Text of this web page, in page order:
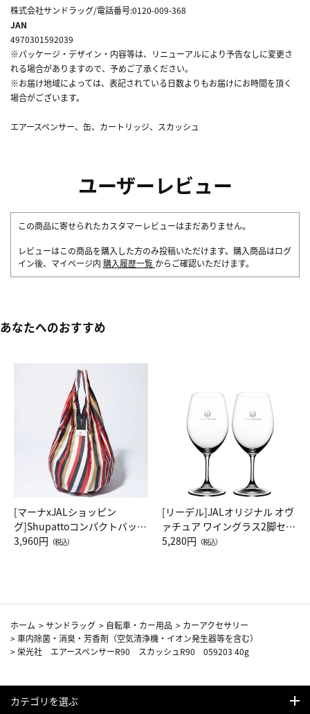
株式会社サンドラッグ/電話番号:0120-009-368
JAN
4970301592039
※パッケージ・デザイン・内容等は、リニューアルにより予告なしに変更さ
れる場合がありますので、予めご了承ください。
※お届け地域によっては、表記されている日数よりもお届けにお時間を頂く
場合がございます。
エアースペンサー、缶、カートリッジ、スカッシュ
ユーザーレビュー
この商品に寄せられたカスタマーレビューはまだありません。
レビューはこの商品を購入した方のみ投稿いただけます。購入商品はログ
イン後、マイページ内 購入履歴一覧 からご確認いただけます。
あなたへのおすすめ
[マーナxJALショッピン
グ]Shupattoコンパクトバッグ
Drop JAL客室乗務員（LC）ス
3,960円 （税込）
[リーデル]JALオリジナル オヴ
ァチュア ワイングラス2脚セッ
ト（レッドワイン）
5,280円 （税込）
ホーム >サンドラッグ > 自転車・カー用品 > カーアクセサリー
>車内除菌・消臭・芳香剤（空気清浄機・イオン発生器等を含む）
> 栄光社 エアースペンサーR90 スカッシュR90 059203 40g
カテゴリを選ぶ